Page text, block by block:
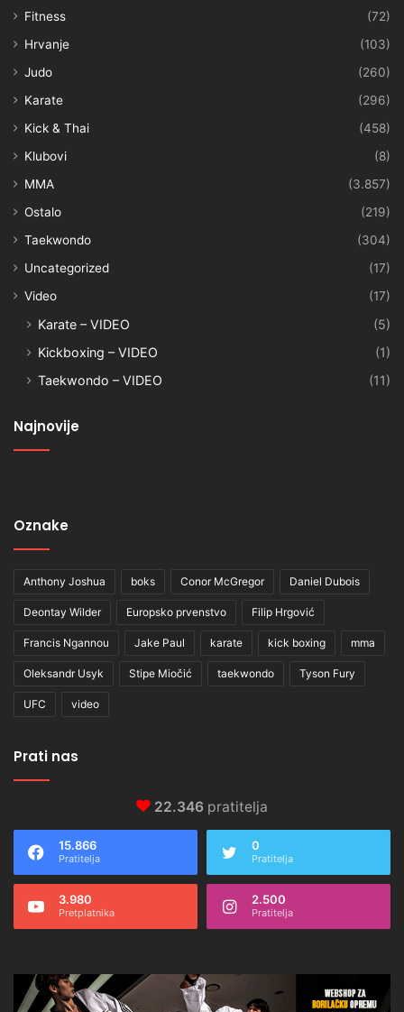
Fitness
(72)
Hrvanje
(103)
Judo
(260)
Karate
(296)
Kick & Thai
(458)
Klubovi
(8)
MMA
(3.857)
Ostalo
(219)
Taekwondo
(304)
Uncategorized
(17)
Video
(17)
Karate – VIDEO
(5)
Kickboxing – VIDEO
(1)
Taekwondo – VIDEO
(11)
Najnovije
Oznake
Anthony Joshua boks Conor McGregor Daniel Dubois
Deontay Wilder Europsko prvenstvo Filip Hrgović
Francis Ngannou Jake Paul karate kick boxing mma
Oleksandr Usyk Stipe Miočić taekwondo Tyson Fury
UFC video
Prati nas
22.346 pratitelja
15.866
Pratitelja
0
Pratitelja
3.980
Pretplatnika
2.500
Pratitelja